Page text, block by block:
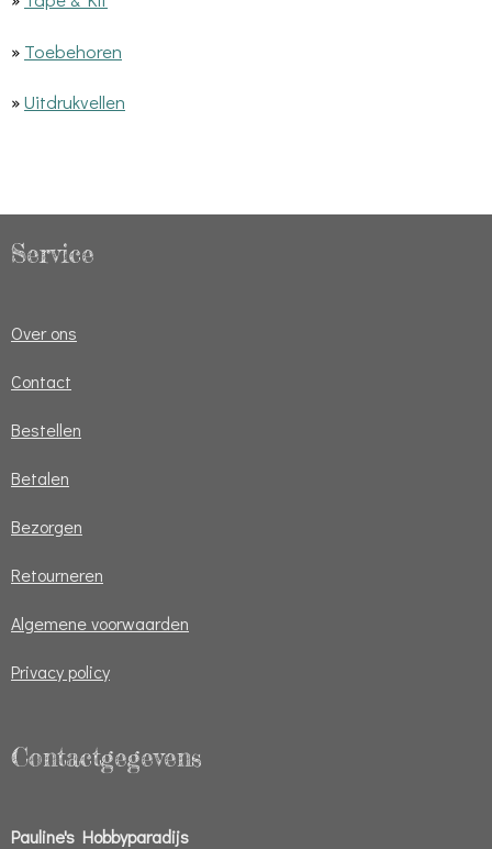
» Toebehoren
»Uitdrukvellen
Service
Over ons
Contact
Bestellen
Betalen
Bezorgen
Retourneren
Algemene voorwaarden
Privacy policy
Contactgegevens
Pauline's Hobbyparadijs